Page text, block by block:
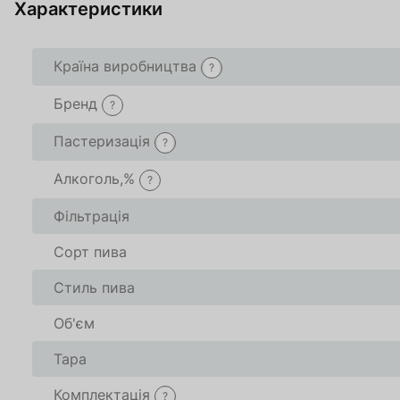
Характеристики
Країна виробництва ?
Бренд ?
Пастеризація ?
Алкоголь,% ?
Фільтрація
Сорт пива
Стиль пива
Об'єм
Тара
Комплектація
?